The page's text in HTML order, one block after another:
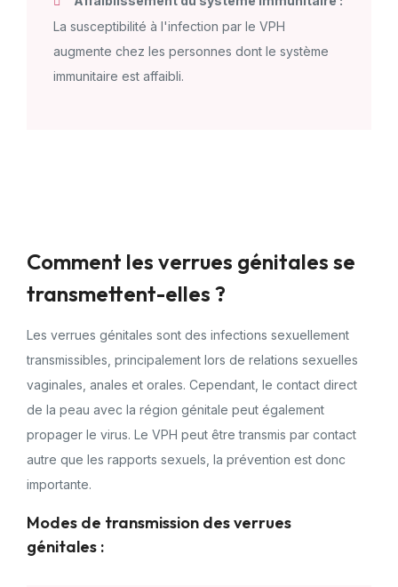
La susceptibilité à l'infection par le VPH
augmente chez les personnes dont le système
immunitaire est affaibli.
Comment les verrues génitales se
transmettent-elles ?
Les verrues génitales sont des infections sexuellement
transmissibles, principalement lors de relations sexuelles
vaginales, anales et orales. Cependant, le contact direct
de la peau avec la région génitale peut également
propager le virus. Le VPH peut être transmis par contact
autre que les rapports sexuels, la prévention est donc
importante.
Modes de transmission des verrues
génitales :